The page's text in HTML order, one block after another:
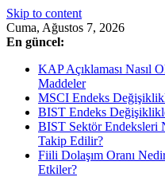
Skip to content
Cuma, Ağustos 7, 2026
En güncel:
KAP Açıklaması Nasıl
Maddeler
MSCI Endeks
BIST Endeks
BIST Sektör Endeksleri
Takip Edilir?
Fiili Dolaşım Oranı
Etkiler?